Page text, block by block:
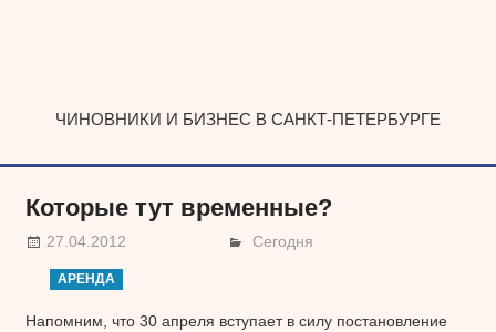
ЧИНОВНИКИ И БИЗНЕС В САНКТ-ПЕТЕРБУРГЕ
Которые тут временные?
27.04.2012 Сегодня
АРЕНДА
Напомним, что 30 апреля вступает в силу постановление